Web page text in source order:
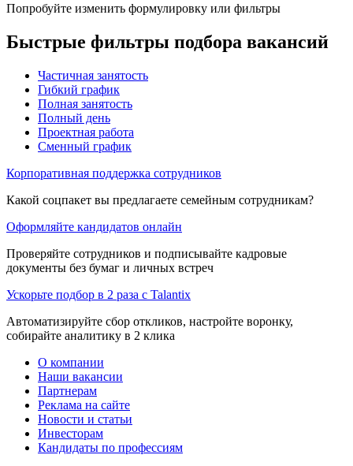
Попробуйте изменить формулировку или фильтры
Быстрые фильтры подбора вакансий
Частичная занятость
Гибкий график
Полная занятость
Полный день
Проектная работа
Сменный график
Корпоративная поддержка сотрудников
Какой соцпакет вы предлагаете семейным сотрудникам?
Оформляйте кандидатов онлайн
Проверяйте сотрудников и подписывайте кадровые
документы без бумаг и личных встреч
Ускорьте подбор в 2 раза с Talantix
Автоматизируйте сбор откликов, настройте воронку,
собирайте аналитику в 2 клика
О компании
Наши вакансии
Партнерам
Реклама на сайте
Новости и статьи
Инвесторам
Кандидаты по профессиям